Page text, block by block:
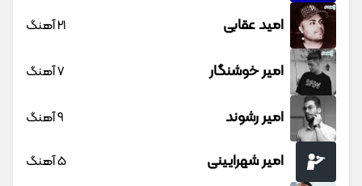
امید عقابی 21 آهنگ
امیر خوشنگار 7 آهنگ
امیر رشوند 9 آهنگ
امیر شهرایینی 5 آهنگ